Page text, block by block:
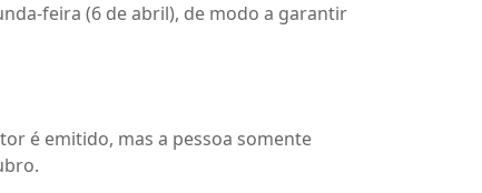
feira (6 de abril), de modo a garantir
é emitido, mas a pessoa somente